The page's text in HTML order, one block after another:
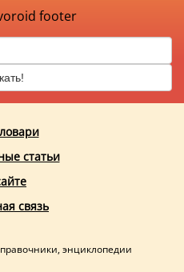
статьи
связь
энциклопедии